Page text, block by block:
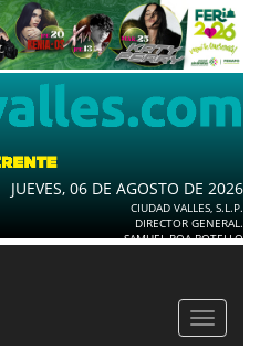
JUEVES, 06 DE AGOSTO DE 2026
CIUDAD VALLES, S.L.P.
DIRECTOR GENERAL.
SAMUEL ROA BOTELLO
Toggle